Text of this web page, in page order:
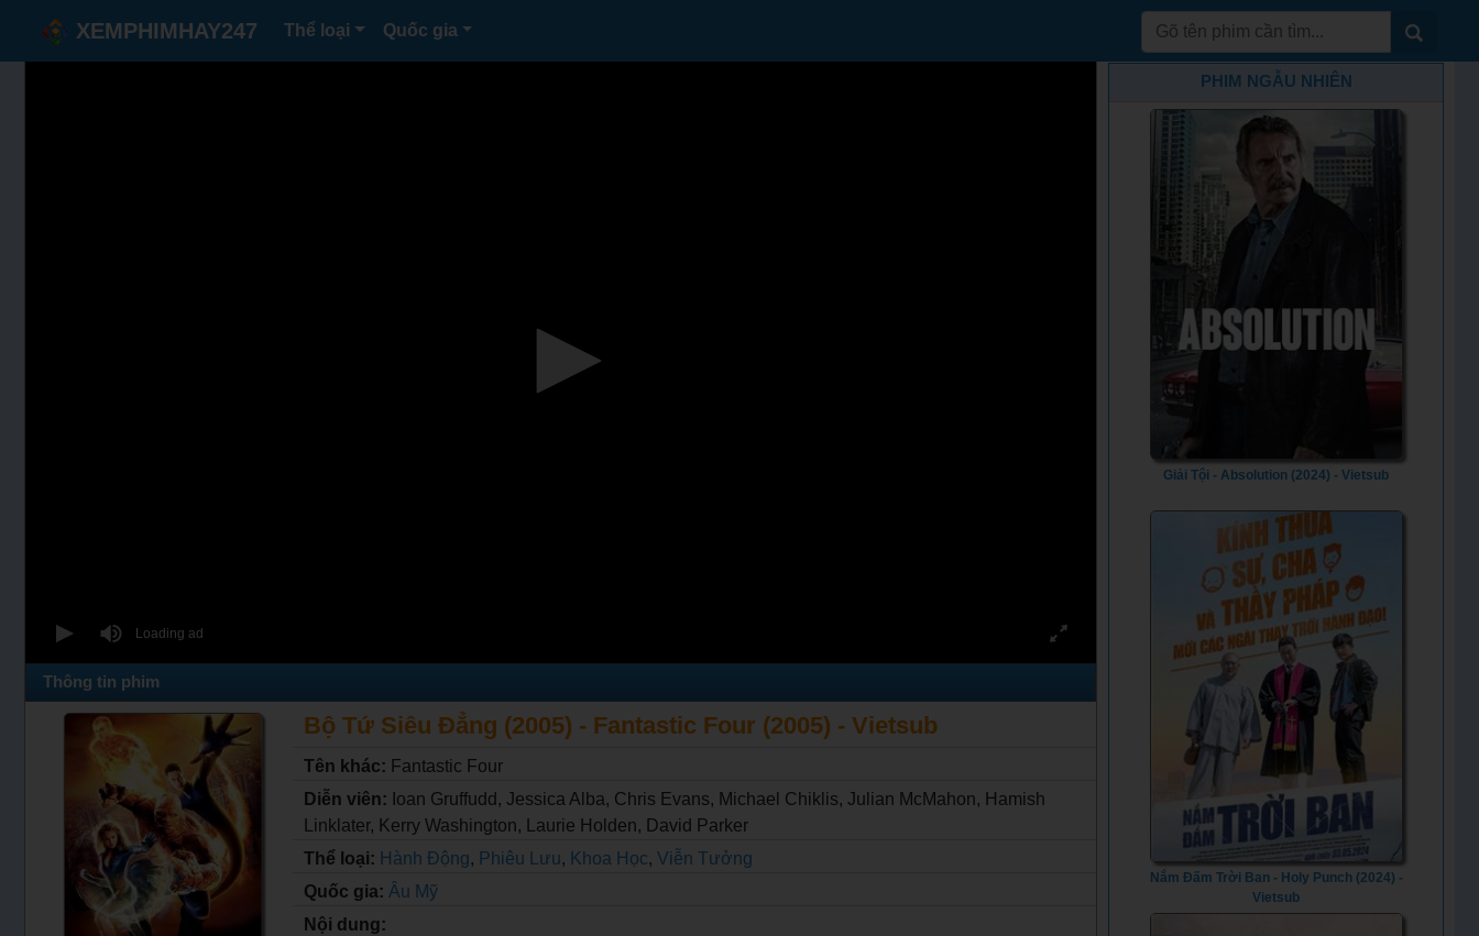
XEMPHIMHAY247 Thể loại Quốc gia
Thông tin phim
Bộ Tứ Siêu Đẳng (2005) - Fantastic Four (2005) - Vietsub
Tên khác: Fantastic Four
Diễn viên: Ioan Gruffudd, Jessica Alba, Chris Evans, Michael Chiklis, Julian McMahon, Hamish
Linklater, Kerry Washington, Laurie Holden, David Parker
Thể loại: Hành Động, Phiêu Lưu, Khoa Học,Viễn Tưởng
Quốc gia: Âu Mỹ
Nội dung:
PHIM NGẪU NHIÊN
Giải Tội - Absolution (2024) - Vietsub
Nắm Đấm Trời Ban - Holy Punch (2024) -
Vietsub